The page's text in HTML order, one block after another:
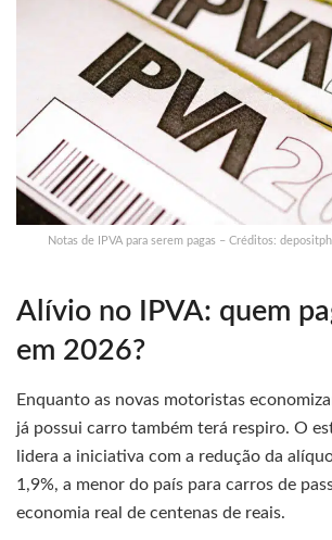
Notas de IPVA para serem pagas – Créditos:
Alívio no IPVA: quem
em 2026?
Enquanto as novas motoristas
já possui carro também terá respiro. O
lidera a iniciativa com a redução da
1,9%, a menor do país para carros de
economia real de centenas de reais.